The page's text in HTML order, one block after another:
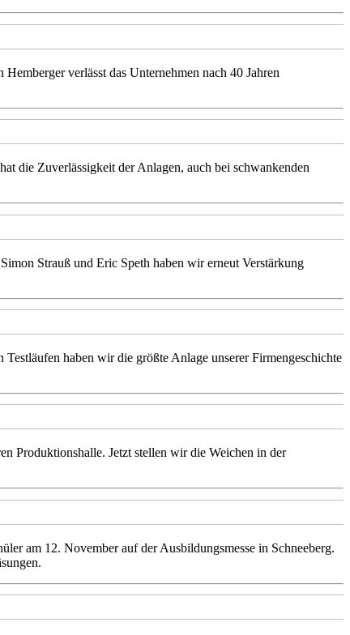
verlässt das Unternehmen nach 40 Jahren
die Zuverlässigkeit der Anlagen, auch bei schwankenden
Strauß und Eric Speth haben wir erneut Verstärkung
haben wir die größte Anlage unserer Firmengeschichte
Produktionshalle. Jetzt stellen wir die Weichen in der
am 12. November auf der Ausbildungsmesse in Schneeberg.